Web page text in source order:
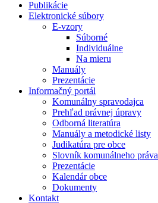
Publikácie
Elektronické súbory
E-vzory
Súborné
Individuálne
Na mieru
Manuály
Prezentácie
Informačný portál
Komunálny spravodajca
Prehľad právnej úpravy
Odborná literatúra
Manuály a metodické listy
Judikatúra pre obce
Slovník komunálneho práva
Prezentácie
Kalendár obce
Dokumenty
Kontakt